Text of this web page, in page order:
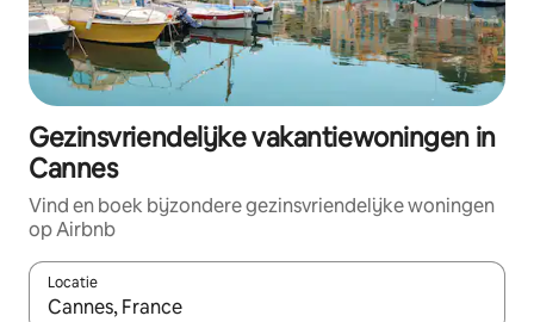
Gezinsvriendelijke vakantiewoningen in
Cannes
Vind en boek bijzondere gezinsvriendelijke woningen
op Airbnb
Locatie
Wanneer er suggesties beschikbaar zijn, maak je een keuze